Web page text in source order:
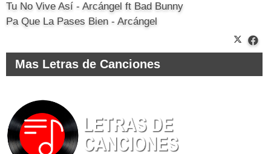
Tu No Vive Así - Arcángel ft Bad Bunny
Pa Que La Pases Bien - Arcángel
Mas Letras de Canciones